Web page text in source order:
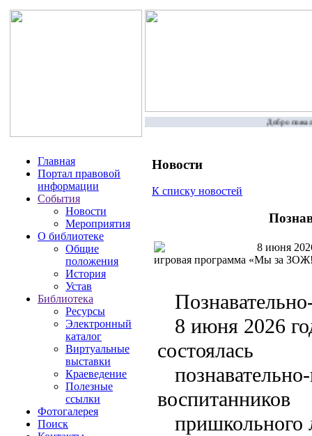
Добро
Главная
Портал правовой
информации
События
Новости
Мероприятия
О библиотеке
Общие
положения
История
Устав
Библиотека
Ресурсы
Электронный
каталог
Виртуальные
выставки
Краеведение
Полезные
ссылки
Фотогалерея
Поиск
Новости
К списку новостей
8 июня
игровая программа «Мы за
8 июня 2026
состоялась
воспитанников
пришкольного